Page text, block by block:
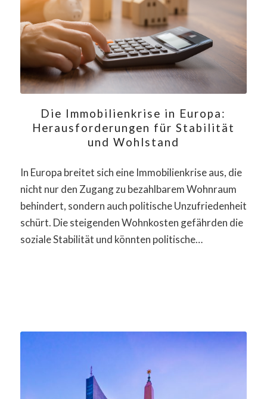
Die Immobilienkrise in Europa:
Herausforderungen für Stabilität
und Wohlstand
In Europa breitet sich eine Immobilienkrise aus, die
nicht nur den Zugang zu bezahlbarem Wohnraum
behindert, sondern auch politische Unzufriedenheit
schürt. Die steigenden Wohnkosten gefährden die
soziale Stabilität und könnten politische…